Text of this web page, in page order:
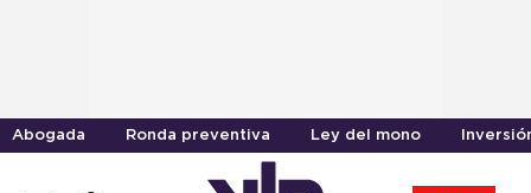
Abogada Ronda preventiva Ley del mono